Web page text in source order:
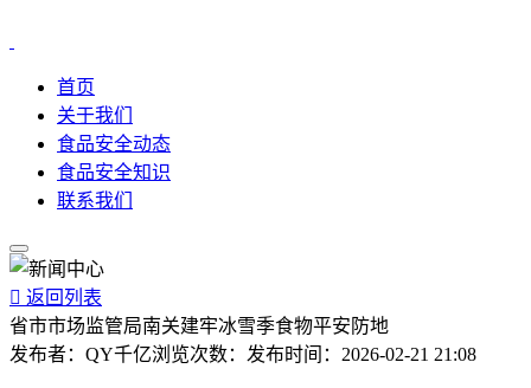
首页
关于我们
食品安全动态
食品安全知识
联系我们
 返回列表
省市市场监管局南关建牢冰雪季食物平安防地
发布者： QY千亿浏览次数： 发布时间： 2026-02-21 21:08